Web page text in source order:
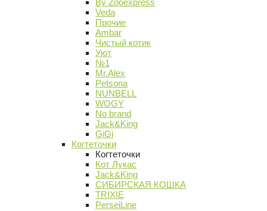
By Zooexpress
Veda
Прочие
Ambar
Чистый котик
Уют
№1
Mr.Alex
Petsona
NUNBELL
WOGY
No brand
Jack&King
GiGi
Когтеточки
Когтеточки
Кот Лукас
Jack&King
СИБИРСКАЯ КОШКА
TRIXIE
PerseiLine